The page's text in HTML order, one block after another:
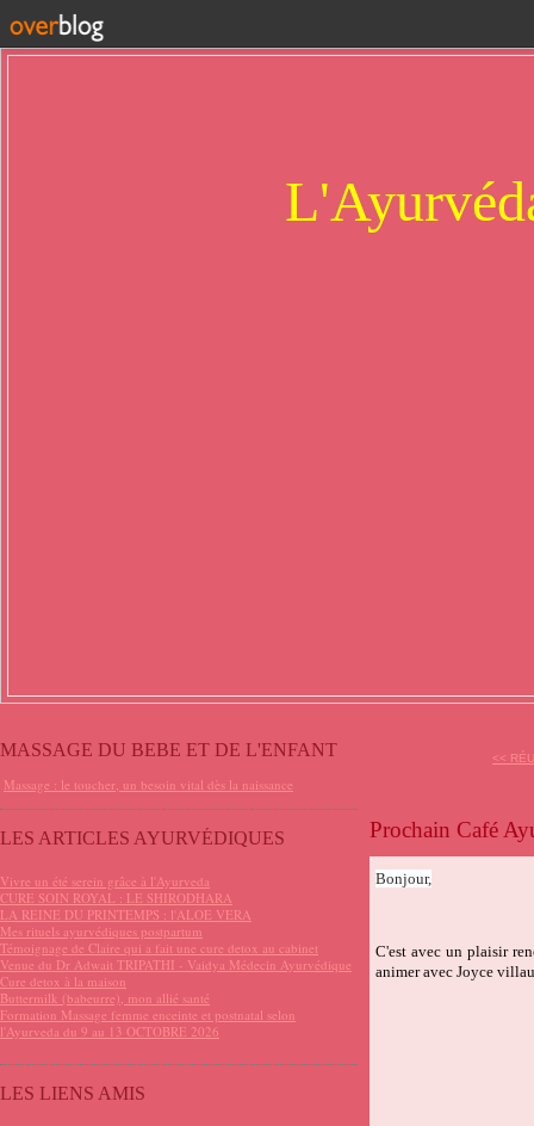
MASSAGE DU BEBE ET DE L'ENFANT
Massage : le toucher, un besoin vital dès la naissance
LES ARTICLES AYURVÉDIQUES
Vivre un été serein grâce à l'Ayurveda
CURE SOIN ROYAL : LE SHIRODHARA
LA REINE DU PRINTEMPS : l'ALOE VERA
Mes rituels ayurvédiques postpartum
Témoignage de Claire qui a fait une cure detox au cabinet
Venue du Dr Adwait TRIPATHI - Vaidya Médecin Ayurvédique
Cure detox à la maison
Buttermilk (babeurre), mon allié santé
Formation Massage femme enceinte et postnatal selon
l'Ayurveda du 9 au 13 OCTOBRE 2026
LES LIENS AMIS
<<
Prochain Café
Bonjour,
C'est avec un plaisir
animer avec Joyce